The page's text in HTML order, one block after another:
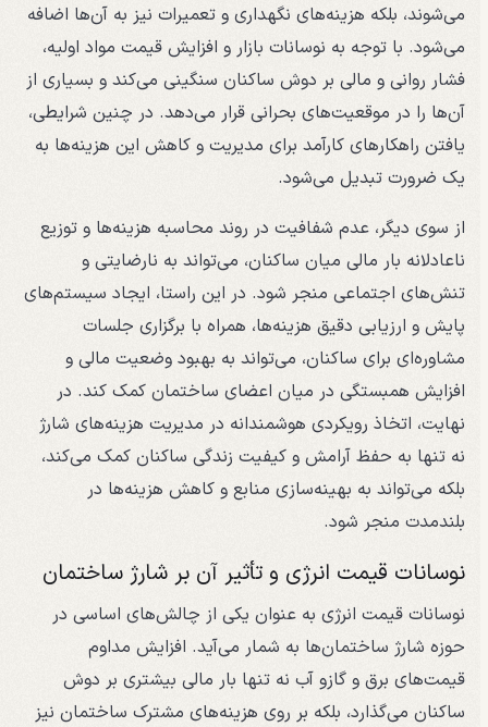
می‌شوند، بلکه هزینه‌های نگهداری و تعمیرات نیز به آن‌ها اضافه
می‌شود. با توجه به نوسانات بازار و افزایش قیمت مواد اولیه،
فشار روانی و مالی بر دوش ساکنان سنگینی می‌کند و بسیاری از
آن‌ها را در موقعیت‌های بحرانی قرار می‌دهد. در چنین شرایطی،
یافتن راهکارهای کارآمد برای مدیریت و کاهش این هزینه‌ها به
یک ضرورت تبدیل می‌شود.
از سوی دیگر، عدم شفافیت در روند محاسبه هزینه‌ها و توزیع
ناعادلانه بار مالی میان ساکنان، می‌تواند به نارضایتی و
تنش‌های اجتماعی منجر شود. در این راستا، ایجاد سیستم‌های
پایش و ارزیابی دقیق هزینه‌ها، همراه با برگزاری جلسات
مشاوره‌ای برای ساکنان، می‌تواند به بهبود وضعیت مالی و
افزایش همبستگی در میان اعضای ساختمان کمک کند. در
نهایت، اتخاذ رویکردی هوشمندانه در مدیریت هزینه‌های شارژ
نه تنها به حفظ آرامش و کیفیت زندگی ساکنان کمک می‌کند،
بلکه می‌تواند به بهینه‌سازی منابع و کاهش هزینه‌ها در
بلندمدت منجر شود.
نوسانات قیمت انرژی و تأثیر آن بر شارژ ساختمان
نوسانات قیمت انرژی به عنوان یکی از چالش‌های اساسی در
حوزه شارژ ساختمان‌ها به شمار می‌آید. افزایش مداوم
قیمت‌های برق و گازو آب نه تنها بار مالی بیشتری بر دوش
ساکنان می‌گذارد، بلکه بر روی هزینه‌های مشترک ساختمان نیز